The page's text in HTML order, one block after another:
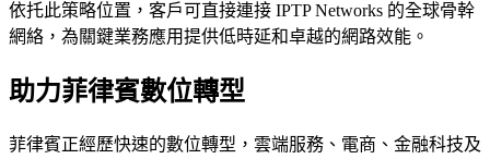
依托此策略位置，客戶可直接連接 IPTP Networks 的全球骨幹
網絡，為關鍵業務應用提供低時延和卓越的網路效能。
助力菲律賓數位轉型
菲律賓正經歷快速的數位轉型，雲端服務、電商、金融科技及